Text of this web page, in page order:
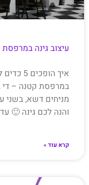
עיצוב גינה במרפסת
איך הופכים
במרפסת קטנה – די
מניחים דשא, בשני
והנה לכם גינה 🙂 עד
קרא עוד »